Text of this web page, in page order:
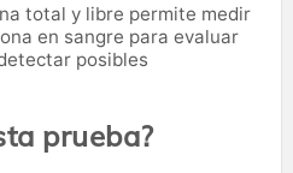
total y libre permite medir
en sangre para evaluar
posibles
prueba?